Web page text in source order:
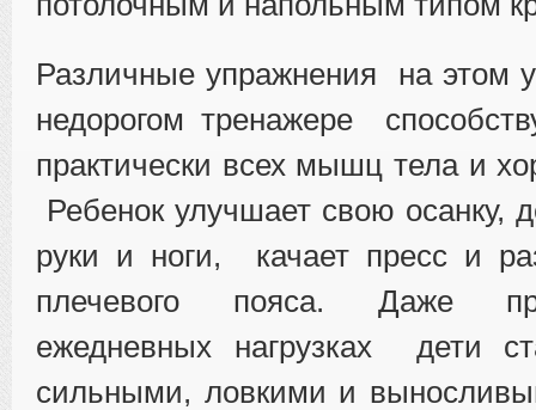
Различные упражнения на этом
недорогом тренажере
практически всех мышц тела и
Ребенок улучшает свою осанку,
руки и ноги, качает пресс и
плечевого пояса. Даже
ежедневных нагрузках дети
сильными, ловкими и